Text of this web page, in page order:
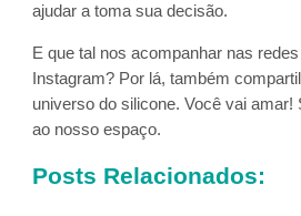
ajudar a toma sua decisão.
E que tal nos acompanhar nas
Instagram? Por lá, também
universo do silicone. Você vai amar!
ao nosso espaço.
Posts Relacionados: